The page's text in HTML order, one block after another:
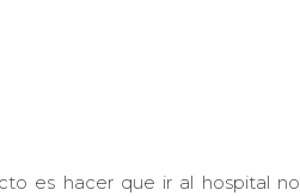
es hacer que ir al hospital